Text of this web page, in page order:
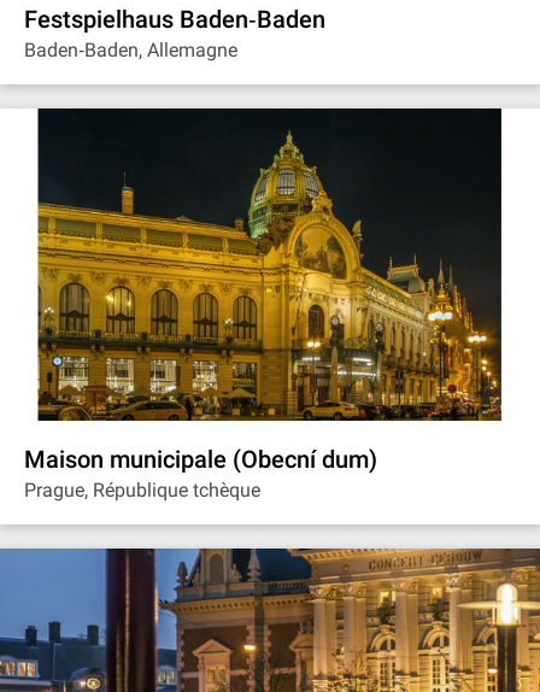
Festspielhaus Baden‐Baden
Baden‐Baden, Allemagne
Maison municipale (Obecní dum)
Prague, République tchèque